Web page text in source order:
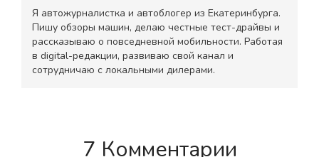
Я автожурналистка и автоблогер из Екатеринбурга.
Пишу обзоры машин, делаю честные тест-драйвы и
рассказываю о повседневной мобильности. Работая
в digital-редакции, развиваю свой канал и
сотрудничаю с локальными дилерами.
7 Комментарии